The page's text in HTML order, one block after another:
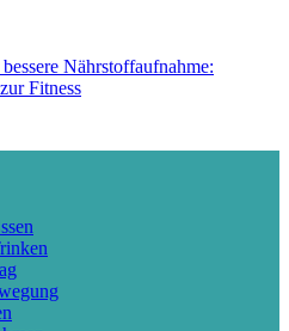
Nährstoffaufnahme:
Fitness